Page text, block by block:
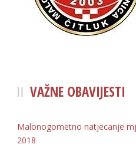
VAŽNE OBAVIJESTI
Malonogometno natjecanje
2018